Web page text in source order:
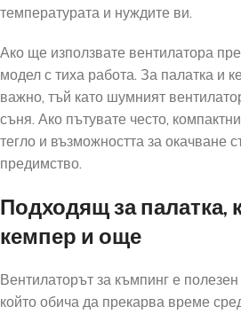
температурата и нуждите ви.
Ако ще използвате вентилатора
модел с тиха работа. За палатка и
важно, тъй като шумният
съня. Ако пътувате често,
тегло и възможността за окачване
предимство.
Подходящ за палатка,
кемпер и още
Вентилаторът за къмпинг е полезен
който обича да прекарва време